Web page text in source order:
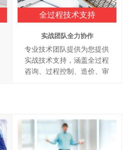
全过程技术支持
实战团队全力协作
专业技术团队提供为您提供
实战技术支持，涵盖全过程
咨询、过程控制、造价、审